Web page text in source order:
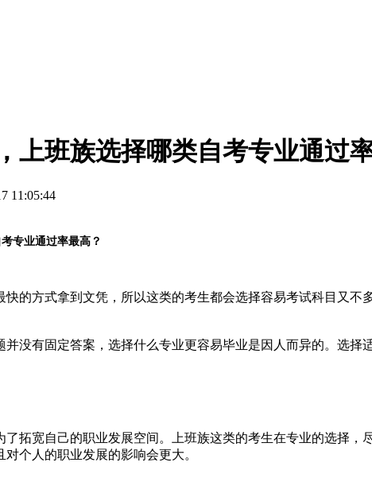
上班族选择哪类自考专业通过
11:05:44
专业通过率最高？
的方式拿到文凭，所以这类的考生都会选择容易考试科目又不
没有固定答案，选择什么专业更容易毕业是因人而异的。选择
拓宽自己的职业发展空间。上班族这类的考生在专业的选择
个人的职业发展的影响会更大。